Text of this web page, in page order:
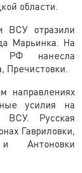
области.
ВСУ отразили
Марьинка. На
РФ нанесла
Пречистовки.
направлениях
усилия на
ВСУ. Русская
Гавриловки,
Антоновки